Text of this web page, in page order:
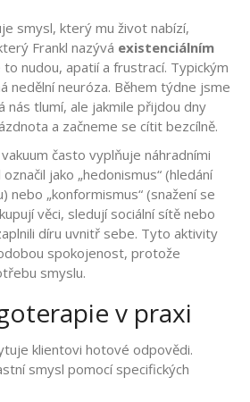
smysl, který mu život nabízí,
Frankl nazývá existenciálním
nudou, apatií a frustrací. Typickým
nedělní neuróza. Během týdne jsme
nás tlumí, ale jakmile přijdou dny
a začneme se cítit bezcílně.
často vyplňuje náhradními
jako „hedonismus“ (hledání
nebo „konformismus“ (snažení se
věci, sledují sociální sítě nebo
díru uvnitř sebe. Tyto aktivity
spokojenost, protože
smyslu.
v praxi
klientovi hotové odpovědi.
smysl pomocí specifických